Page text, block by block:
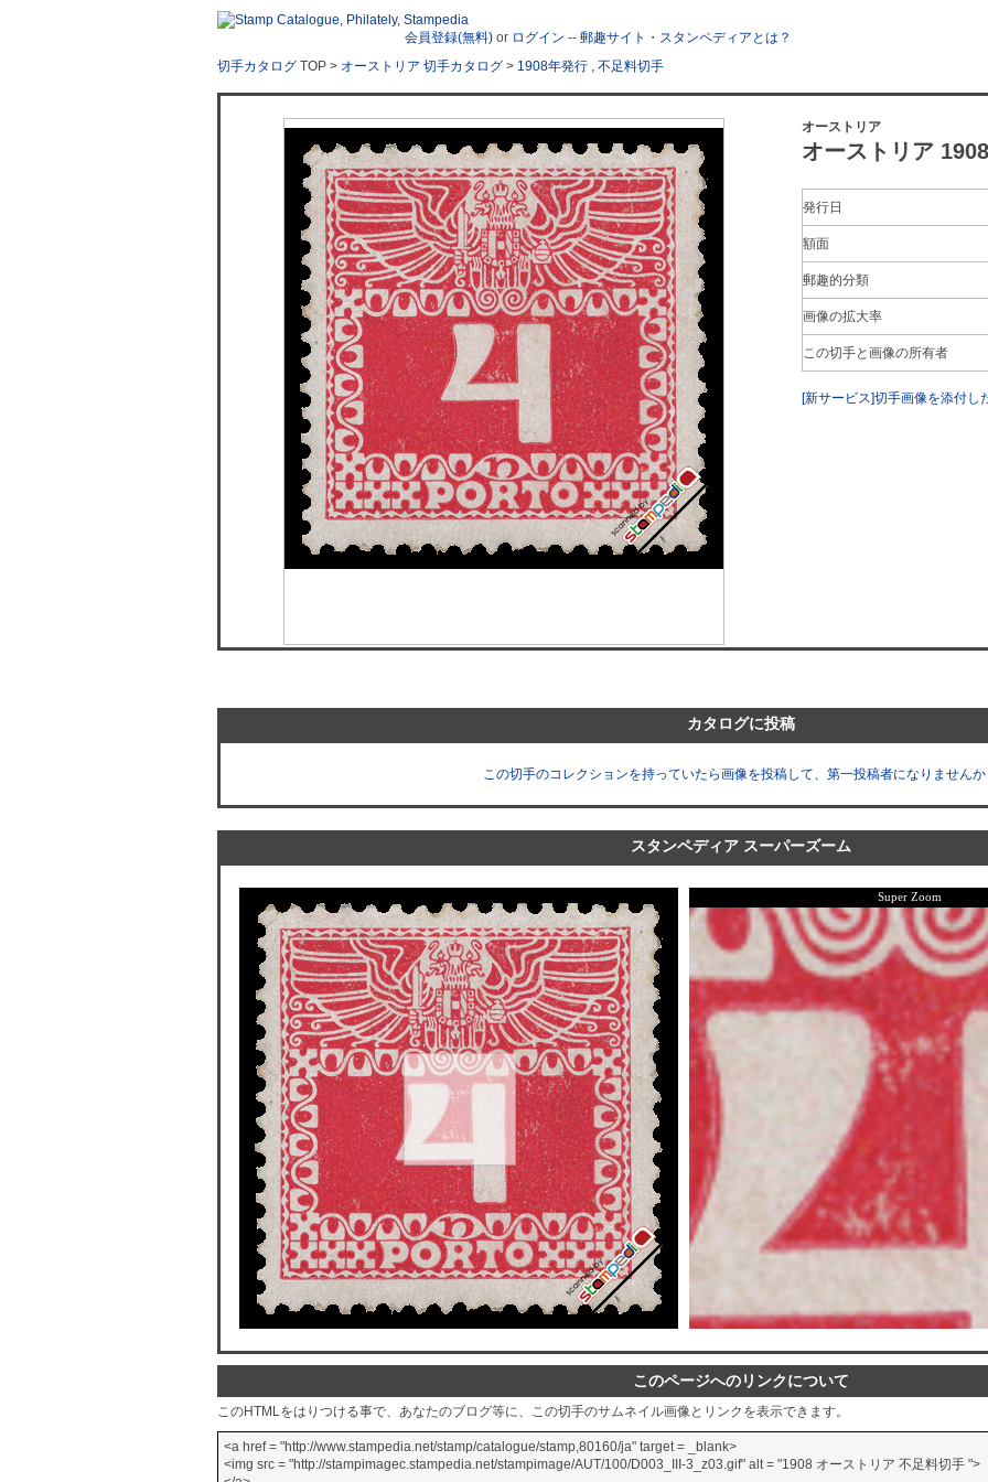
会員登録(無料) or ログイン -- 郵趣サイト・スタンペディアとは？
切手カタログ TOP > オーストリア 切手カタログ > 1908年発行 , 不足料切手
オーストリア
オーストリア
発行日
額面
郵趣的分類
画像の拡大率
この切手と画像の所有者
[新サービス]切手画像を添付し
カタログに投稿
この切手のコレクションを持っていたら画像を投稿して、第一投稿者になりません
スタンペディア スーパーズーム
このページへのリンクについて
このHTMLをはりつける事で、あなたのブログ等に、この切手のサムネイル画像とリンクを表示できます。